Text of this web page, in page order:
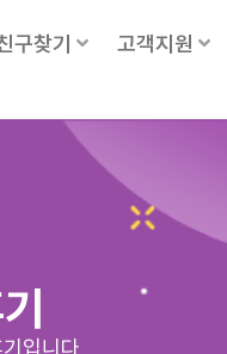
구찾기 고객지원
입니다